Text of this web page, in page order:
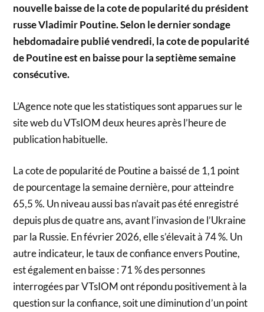
nouvelle baisse de la cote de popularité du président
russe Vladimir Poutine. Selon le dernier sondage
hebdomadaire publié vendredi, la cote de popularité
de Poutine est en baisse pour la septième semaine
consécutive.
L’Agence note que les statistiques sont apparues sur le
site web du VTsIOM deux heures après l’heure de
publication habituelle.
La cote de popularité de Poutine a baissé de 1,1 point
de pourcentage la semaine dernière, pour atteindre
65,5 %. Un niveau aussi bas n’avait pas été enregistré
depuis plus de quatre ans, avant l’invasion de l’Ukraine
par la Russie. En février 2026, elle s’élevait à 74 %. Un
autre indicateur, le taux de confiance envers Poutine,
est également en baisse : 71 % des personnes
interrogées par VTsIOM ont répondu positivement à la
question sur la confiance, soit une diminution d’un point